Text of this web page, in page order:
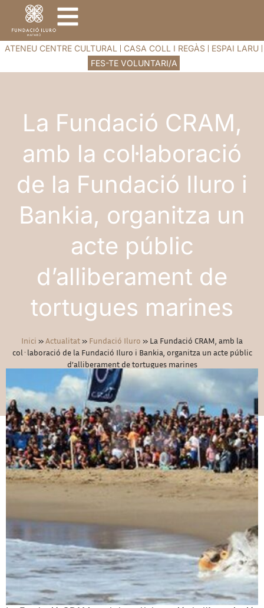
ATENEU CENTRE CULTURAL CASA COLL I REGÀS
ESPAI LARU
FES-TE VOLUNTARI/A
La Fundació CRAM,
amb la col·laboració
de la Fundació Iluro i
Bankia, organitza un
acte públic
d’alliberament de
tortugues marines
Inici »Actualitat» Fundació Iluro » La Fundació CRAM, amb la
col·laboració de la Fundació Iluro i Bankia, organitza un acte públic
d’alliberament de tortugues marines
02/05/2019 Fundació Iluro , Social